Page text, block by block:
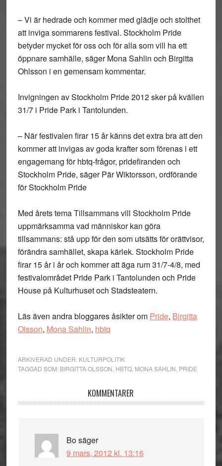
– Vi är hedrade och kommer med glädje och stolthet
att inviga sommarens festival. Stockholm Pride
betyder mycket för oss och för alla som vill ha ett
öppnare samhälle, säger Mona Sahlin och Birgitta
Ohlsson i en gemensam kommentar.
Invigningen av Stockholm Pride 2012 sker på kvällen
31/7 i Pride Park i Tantolunden.
– När festivalen firar 15 år känns det extra bra att den
kommer att invigas av goda krafter som förenas i ett
engagemang för hbtq-frågor, pridefiranden och
Stockholm Pride, säger Pär Wiktorsson, ordförande
för Stockholm Pride
Med årets tema Tillsammans vill Stockholm Pride
uppmärksamma vad människor kan göra
tillsammans: stå upp för den som utsätts för orättvisor,
förändra samhället, skapa kärlek. Stockholm Pride
firar 15 år i år och kommer att äga rum 31/7-4/8, med
festivalområdet Pride Park i Tantolunden och Pride
House på Kulturhuset och Stadsteatern.
Läs även andra bloggares åsikter om Pride, Birgitta
Olsson, Mona Sahlin, hbtq
ARKIVERAD UNDER: KULTURPOLITIK
TAGGAD SOM: BIRGITTA OLSSON HBTQ, MONA SAHLIN PRIDE
Läsarkommentarer
KOMMENTARER
Bosäger
9 mars, 2012 kl. 13:16